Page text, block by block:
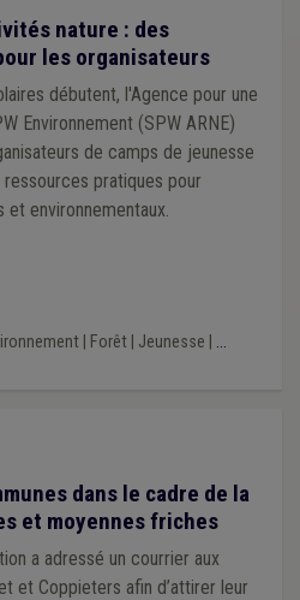
Fusion commune/CPAS
des organes(1)
nature : des
les organisateurs
débutent, l'Agence pour une
Environnement (SPW ARNE)
de camps de jeunesse
pratiques pour
et environnementaux.
| Forêt| Jeunesse ...
dans le cadre de la
et moyennes friches
a adressé un courrier aux
et Coppieters afin d’attirer leur